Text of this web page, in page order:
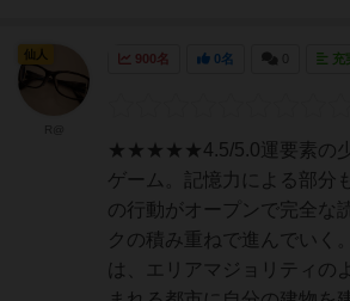
900名 0名 充
★★★★★4.5/5.0運要素の少
ゲーム。記憶力による部分
の行動がオープンで完全な
クの積み重ねで進んでいく
は、エリアマジョリティの
仙人